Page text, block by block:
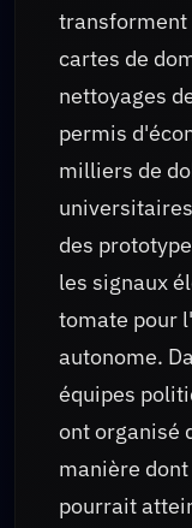
transforment
cartes de
nettoyages
permis
milliers de
des
les signaux
tomate pour
autonome.
équipes
ont organisé
manière
pourrait